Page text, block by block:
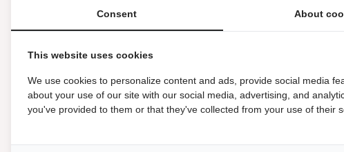
2
Elektrische kachel
Consent About
This website uses cookies
We use cookies to personalize content and ads, provide social media
about your use of our site with our social media, advertising, and
you've provided to them or that they've collected from your use of their